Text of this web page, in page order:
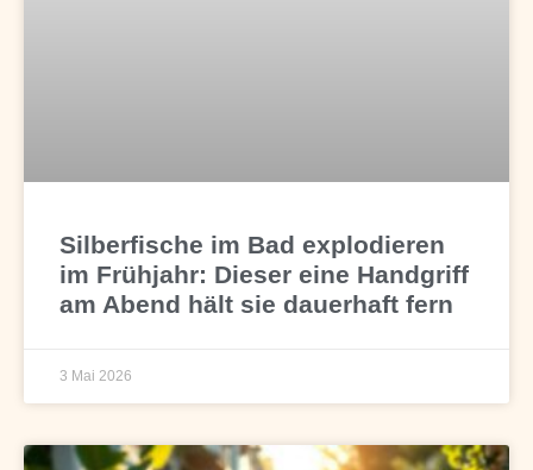
Silberfische im Bad explodieren
im Frühjahr: Dieser eine Handgriff
am Abend hält sie dauerhaft fern
3 Mai 2026